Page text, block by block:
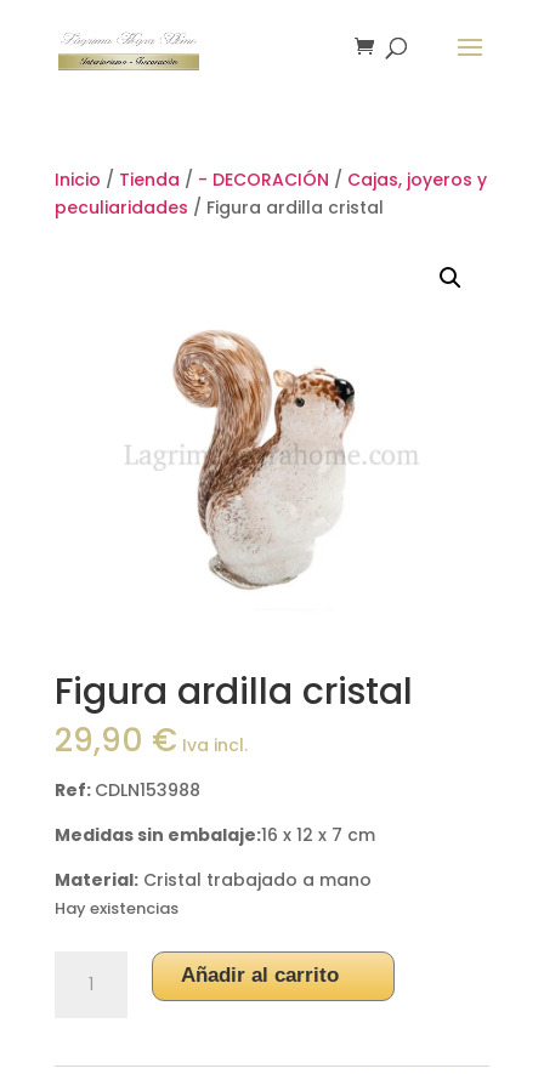
Inicio / Tienda / - DECORACIÓN / Cajas, joyeros y
peculiaridades / Figura ardilla cristal
Figura ardilla cristal
29,90 € Iva incl.
Ref: CDLN153988
Medidas sin embalaje:16 x 12 x 7 cm
Material:Cristal trabajado a mano
Hay existencias
ardilla
Añadir al carrito